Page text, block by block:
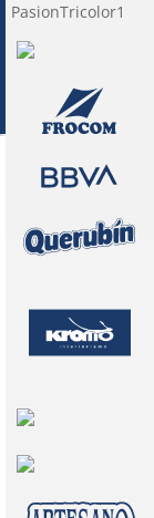
PasionTricolor1